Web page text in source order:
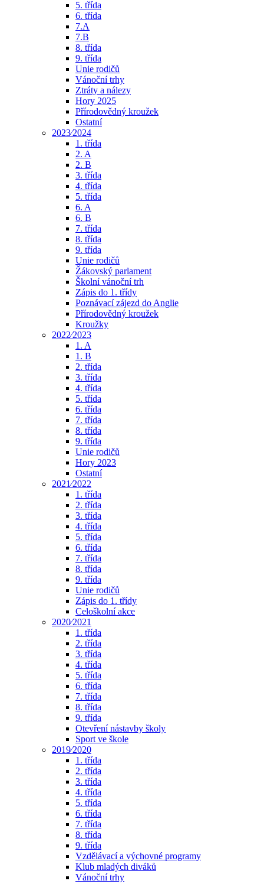
5. třída
6. třída
7.A
7.B
8. třída
9. třída
Unie rodičů
Vánoční trhy
Ztráty a nálezy
Hory 2025
Přírodovědný kroužek
Ostatní
2023⁄2024
1. třída
2. A
2. B
3. třída
4. třída
5. třída
6. A
6. B
7. třída
8. třída
9. třída
Unie rodičů
Žákovský parlament
Školní vánoční trh
Zápis do 1. třídy
Poznávací zájezd do Anglie
Přírodovědný kroužek
Kroužky
2022⁄2023
1. A
1. B
2. třída
3. třída
4. třída
5. třída
6. třída
7. třída
8. třída
9. třída
Unie rodičů
Hory 2023
Ostatní
2021⁄2022
1. třída
2. třída
3. třída
4. třída
5. třída
6. třída
7. třída
8. třída
9. třída
Unie rodičů
Zápis do 1. třídy
Celoškolní akce
2020⁄2021
1. třída
2. třída
3. třída
4. třída
5. třída
6. třída
7. třída
8. třída
9. třída
Otevření nástavby školy
Sport ve škole
2019⁄2020
1. třída
2. třída
3. třída
4. třída
5. třída
6. třída
7. třída
8. třída
9. třída
Vzdělávací a výchovné programy
Klub mladých diváků
Vánoční trhy